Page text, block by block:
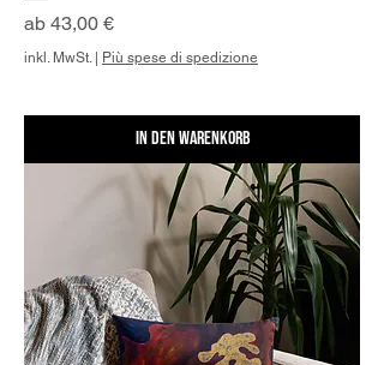
ab 43,00 €
Sale-Preis
inkl. MwSt.| Più spese di spedizione
In den Warenkorb